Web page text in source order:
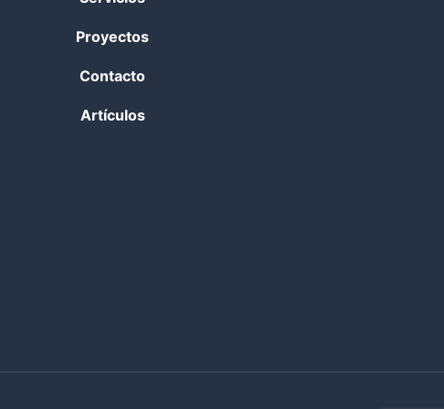
Proyectos
Contacto
Artículos